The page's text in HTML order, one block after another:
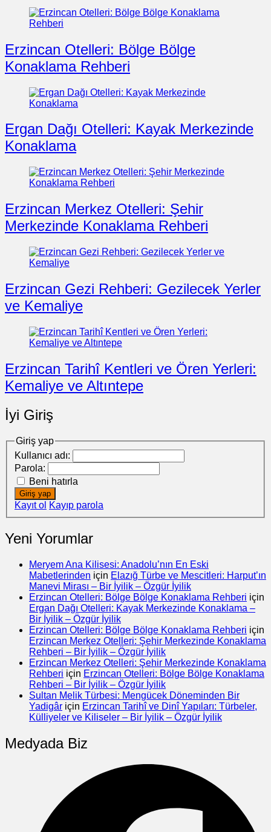
Erzincan Otelleri: Bölge Bölge
Konaklama Rehberi
Ergan Dağı Otelleri: Kayak Merkezinde
Konaklama
Erzincan Merkez Otelleri: Şehir
Merkezinde Konaklama Rehberi
Erzincan Gezi Rehberi: Gezilecek Yerler
ve Kemaliye
Erzincan Tarihî Kentleri ve Ören Yerleri:
Kemaliye ve Altıntepe
İyi Giriş
Giriş yap
Kullanıcı adı:
Parola:
Beni hatırla
Giriş yap
Kayıt ol Kayıp parola
Yeni Yorumlar
Meryem Ana Kilisesi: Anadolu’nın En Eski
Mabetlerinden için Elazığ Türbe ve Mescitleri: Harput’ın
Manevi Mirası – Bir İyilik – Özgür İyilik
Erzincan Otelleri: Bölge Bölge Konaklama Rehberi için
Ergan Dağı Otelleri: Kayak Merkezinde Konaklama –
Bir İyilik – Özgür İyilik
Erzincan Otelleri: Bölge Bölge Konaklama Rehberi için
Erzincan Merkez Otelleri: Şehir Merkezinde Konaklama
Rehberi – Bir İyilik – Özgür İyilik
Erzincan Merkez Otelleri: Şehir Merkezinde Konaklama
Rehberi için Erzincan Otelleri: Bölge Bölge Konaklama
Rehberi – Bir İyilik – Özgür İyilik
Sultan Melik Türbesi: Mengücek Döneminden Bir
Yadigâr için Erzincan Tarihî ve Dinî Yapıları: Türbeler,
Külliyeler ve Kiliseler – Bir İyilik – Özgür İyilik
Medyada Biz